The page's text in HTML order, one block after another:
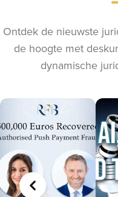
Ontdek de nieuwste
de hoogte met
dynamische
VORIGE